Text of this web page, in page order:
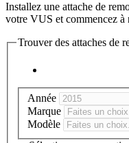
Installez une attache de
votre VUS et commencez
Trouver des attaches de
Année
Marque
Modèle